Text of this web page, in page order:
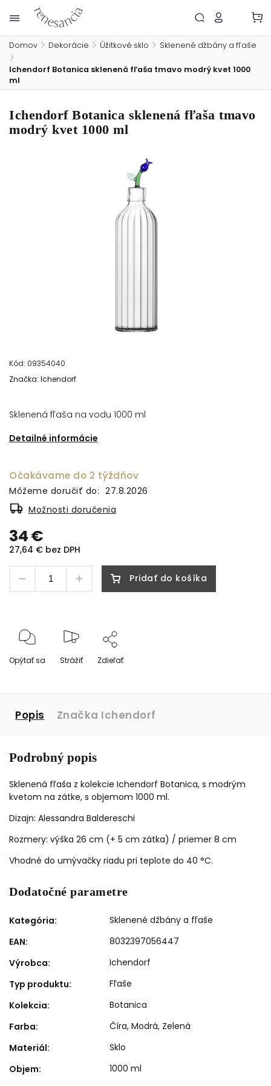
Domov / Dekorácie / Úžitkové sklo / Sklenené džbány a fľaše
/
Ichendorf Botanica sklenená fľaša tmavo modrý kvet 1000
ml
Ichendorf Botanica sklenená fľaša tmavo
modrý kvet 1000 ml
Kód: 09354040
Sklenená fľaša na vodu 1000 ml
Detailné informácie
Značka: Ichendorf
34 €
27,64 € bez DPH
Očakávame do 2 týždňov
Môžeme doručiť do: 27.8.2026
Možnosti doručenia
Pridať do košíka
Opýtať sa Strážiť Zdieľať
Popis Značka Ichendorf
Podrobný popis
Sklenená fľaša z kolekcie Ichendorf Botanica, s modrým
kvetom na zátke, s objemom 1000 ml.
Dizajn: Alessandra Baldereschi
Rozmery: výška 26 cm (+ 5 cm zátka) / priemer 8 cm
Vhodné do umývačky riadu pri teplote do 40 °C.
Dodatočné parametre
Kategória:
Sklenené džbány a fľaše
EAN:
8032397056447
Výrobca:
Ichendorf
Typ produktu:
Fľaše
Kolekcia:
Botanica
Farba: Číra, Modrá, Zelená
Materiál:
Sklo
Objem:
1000 ml